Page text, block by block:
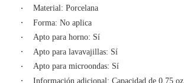
Material: Porcelana
Forma: No aplica
Apto para horno: Sí
Apto para lavavajillas: Sí
Apto para microondas: Sí
Información adicional: Capacidad de 0.75 oz